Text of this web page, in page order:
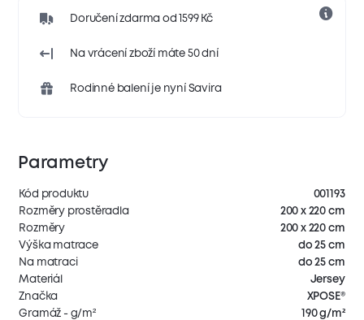
Doručení zdarma od 1599 Kč
Na vrácení zboží máte 50 dní
Rodinné balení je nyní Savira
Parametry
Kód produktu
001193
Rozměry prostěradla
200 x 220 cm
Rozměry
200 x 220 cm
Výška matrace
do 25 cm
Na matraci
do 25 cm
Materiál
Jersey
Značka
XPOSE®
Gramáž - g/m²
190 g/m²